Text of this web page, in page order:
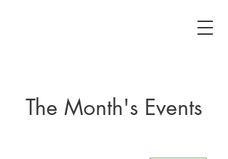
The Month's Events